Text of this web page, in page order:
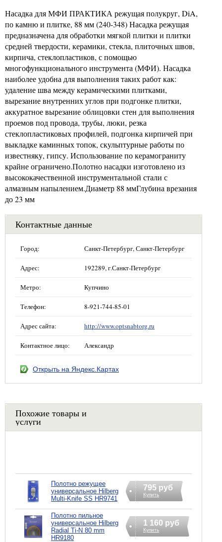
Насадка для МФИ ПРАКТИКА режущая полукруг, DiA,
по камню и плитке, 88 мм (240-348) Насадка режущая
предназначена для обработки мягкой плитки и плитки
средней твердости, керамики, стекла, плиточных швов,
кирпича, стеклопластиков, с помощью
многофункционального инструмента (МФИ). Насадка
наиболее удобна для выполнения таких работ как:
удаление шва между керамическими плитками,
вырезание внутренних углов при подгонке плитки,
аккуратное вырезание облицовки стен для выполнения
проемов под провода, трубы, люки, резка
стеклопластиковых профилей, подгонка кирпичей при
выкладке каминных топок, скульптурные работы по
известняку, гипсу. Использование по керамограниту
крайне ограничено.Полотно насадки изготовлено из
высококачественной инструментальной стали с
алмазным напылением.Диаметр 88 ммГлубина врезания
до 23 мм
Контактные данные
Город: Санкт-Петербург, Санкт-Петербург
Адрес: 192289, г.Санкт-Петербург
Метро: Купчино
Телефон: 8-921-744-85-01
Адрес сайта: http://www.optsnabtorg.ru
Контактное лицо: Александр
Открыть на Яндекс.Картах
Похожие товары и
услуги
Полотно режущее
универсальное Hilberg
Multi-Knife SS HR9741
795 руб
Купить
Полотно пильное
универсальное Hilberg
Radial Ti-N 80 mm
HR9180
1 160 руб
Купить